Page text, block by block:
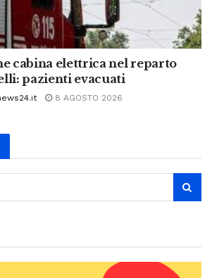
cabina elettrica nel reparto
pazienti evacuati
8 AGOSTO 2026